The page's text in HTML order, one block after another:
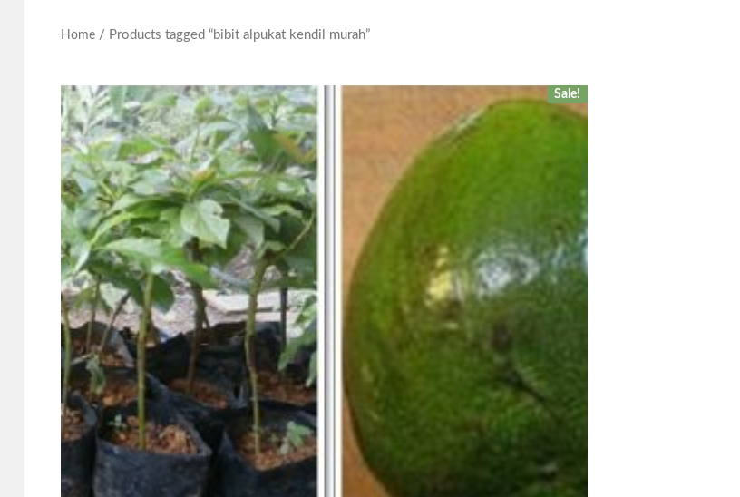
Home/ Products tagged “bibit alpukat kendil murah”
Sale!